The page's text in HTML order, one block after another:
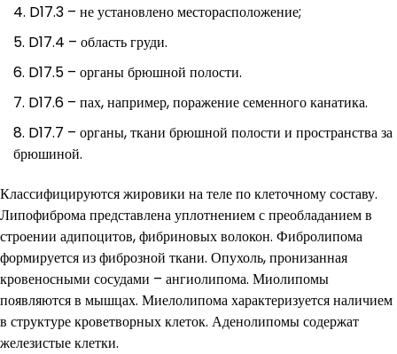
D17.3 – не установлено месторасположение;
D17.4 – область груди.
D17.5 – органы брюшной полости.
D17.6 – пах, например, поражение семенного канатика.
D17.7 – органы, ткани брюшной полости и пространства за
брюшиной.
Классифицируются жировики на теле по клеточному составу.
Липофиброма представлена уплотнением с преобладанием в
строении адипоцитов, фибриновых волокон. Фибролипома
формируется из фиброзной ткани. Опухоль, пронизанная
кровеносными сосудами – ангиолипома. Миолипомы
появляются в мышцах. Миелолипома характеризуется наличием
в структуре кроветворных клеток. Аденолипомы содержат
железистые клетки.